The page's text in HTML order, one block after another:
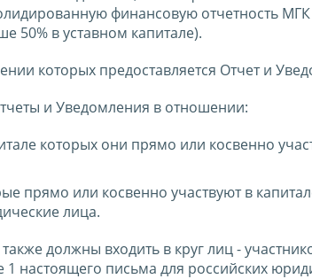
финансовую отчетность
50% в уставном капитале).
которых предоставляется Отчет и
и Уведомления в отношении:
которых они прямо или косвенно
прямо или косвенно участвуют в
лица.
должны входить в круг лиц -
настоящего письма для российских